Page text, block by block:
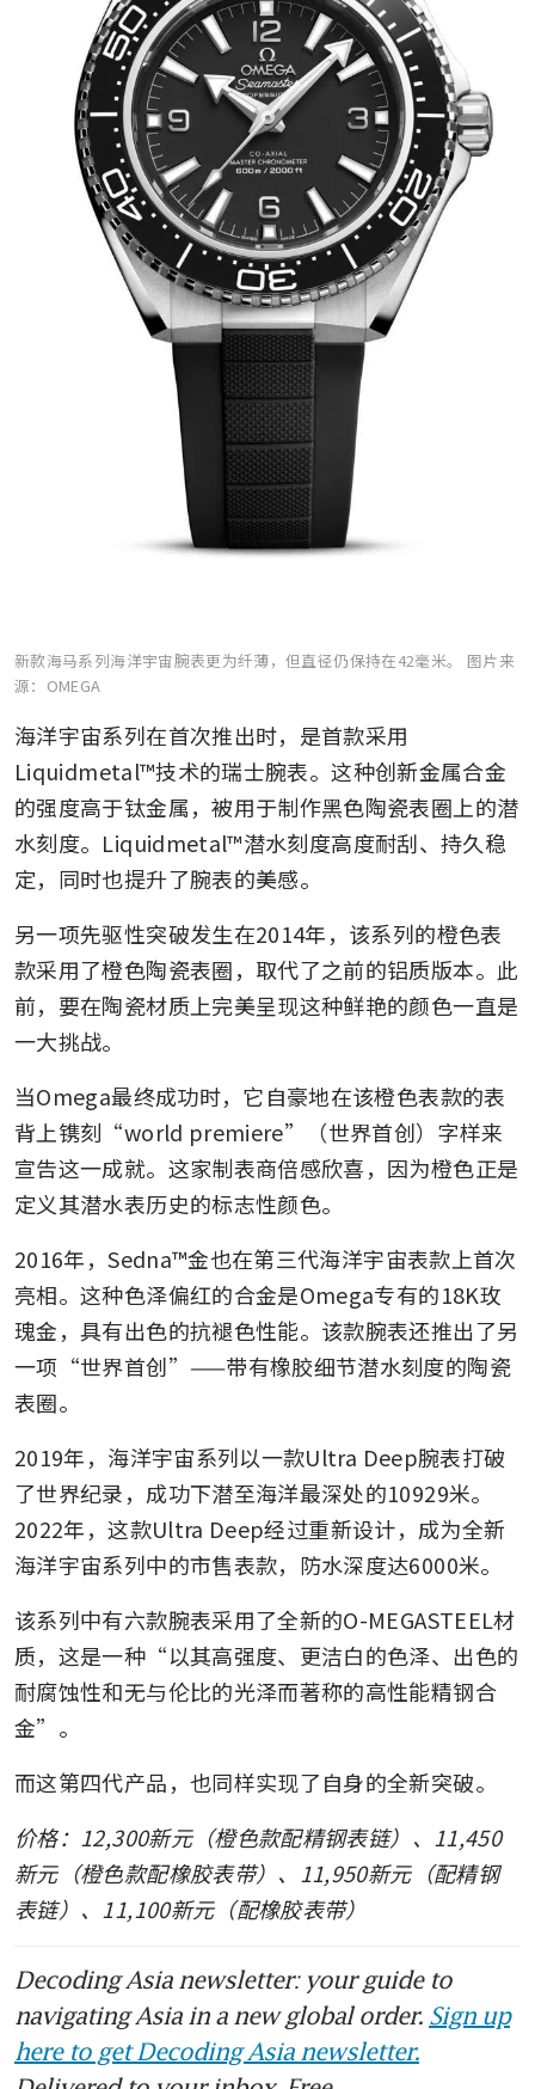
新款海马系列海洋宇宙腕表更为纤薄，但直径仍保持在42毫米。 图片来
源：OMEGA
海洋宇宙系列在首次推出时，是首款采用
Liquidmetal™技术的瑞士腕表。这种创新金属合金
的强度高于钛金属，被用于制作黑色陶瓷表圈上的潜
水刻度。Liquidmetal™潜水刻度高度耐刮、持久稳
定，同时也提升了腕表的美感。
另一项先驱性突破发生在2014年，该系列的橙色表
款采用了橙色陶瓷表圈，取代了之前的铝质版本。此
前，要在陶瓷材质上完美呈现这种鲜艳的颜色一直是
一大挑战。
当Omega最终成功时，它自豪地在该橙色表款的表
背上镌刻“world premiere”（世界首创）字样来
宣告这一成就。这家制表商倍感欣喜，因为橙色正是
定义其潜水表历史的标志性颜色。
2016年，Sedna™金也在第三代海洋宇宙表款上首次
亮相。这种色泽偏红的合金是Omega专有的18K玫
瑰金，具有出色的抗褪色性能。该款腕表还推出了另
一项“世界首创”——带有橡胶细节潜水刻度的陶瓷
表圈。
2019年，海洋宇宙系列以一款Ultra Deep腕表打破
了世界纪录，成功下潜至海洋最深处的10929米。
2022年，这款Ultra Deep经过重新设计，成为全新
海洋宇宙系列中的市售表款，防水深度达6000米。
该系列中有六款腕表采用了全新的O-MEGASTEEL材
质，这是一种“以其高强度、更洁白的色泽、出色的
耐腐蚀性和无与伦比的光泽而著称的高性能精钢合
金”。
而这第四代产品，也同样实现了自身的全新突破。
价格：12,300新元（橙色款配精钢表链）、11,450
新元（橙色款配橡胶表带）、11,950新元（配精钢
表链）、11,100新元（配橡胶表带）
Decoding Asia newsletter: your guide to
navigating Asia in a new global order. Sign up
here to get Decoding Asia newsletter.